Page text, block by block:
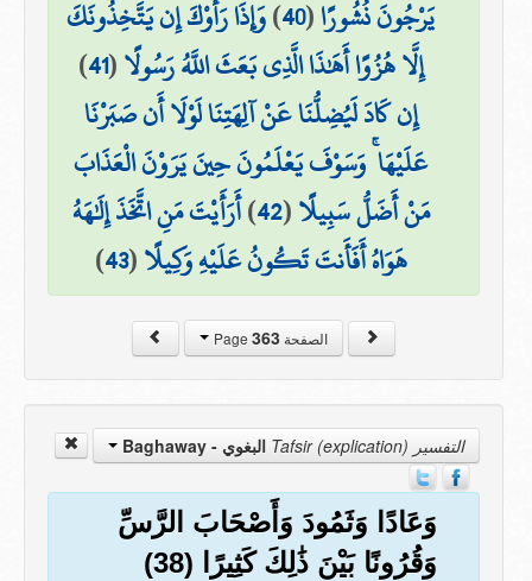
يَرْجُونَ نُشُورًا(
40
)وَإِذَا رَأَوْكَ إِن يَتَّخِذُونَكَ
إِلَّا هُزُوًا أَهَٰذَا الَّذِي بَعَثَ اللَّهُ رَسُولًا(
41
)
إِن كَادَ لَيُضِلُّنَا عَنْ آلِهَتِنَا لَوْلَا أَن صَبَرْنَا
عَلَيْهَا ۚ وَسَوْفَ يَعْلَمُونَ حِينَ يَرَوْنَ الْعَذَابَ
مَنْ أَضَلُّ سَبِيلًا(
42
)أَرَأَيْتَ مَنِ اتَّخَذَ إِلَٰهَهُ
هَوَاهُ أَفَأَنتَ تَكُونُ عَلَيْهِ وَكِيلًا(
43
)
الصفحة Page363
التفسير Tafsir (explication) البغوي - Baghaway
وَعَادًا وَثَمُودَ وَأَصْحَابَ الرَّسِّ
وَقُرُونًا بَيْنَ ذَٰلِكَ كَثِيرًا (38)